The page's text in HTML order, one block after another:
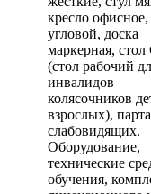
кресло
угловой, доска
маркерная,
(стол рабочий
инвалидов
колясочников
взрослых),
слабовидящих.
Оборудование,
технические
обучения,